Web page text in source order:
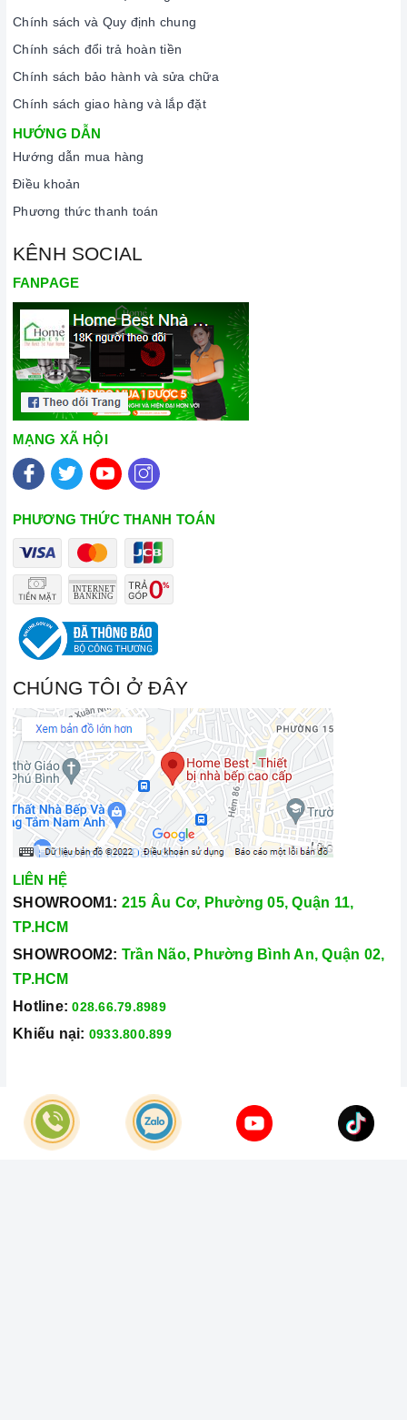
Chính sách và Quy định chung
Chính sách đổi trả hoàn tiền
Chính sách bảo hành và sửa chữa
Chính sách giao hàng và lắp đặt
HƯỚNG DẪN
Hướng dẫn mua hàng
Điều khoản
Phương thức thanh toán
KÊNH SOCIAL
FANPAGE
MẠNG XÃ HỘI
PHƯƠNG THỨC THANH TOÁN
CHÚNG TÔI Ở ĐÂY
LIÊN HỆ
SHOWROOM1: 215 Âu Cơ, Phường 05, Quận 11,
TP.HCM
SHOWROOM2: Trần Não, Phường Bình An, Quận 02,
TP.HCM
Hotline: 028.66.79.8989
Khiếu nại: 0933.800.899
© Bản quyền thuộc vềCông Ty TNHH Home Best Việt Nam
Cung cấp bởi
Sapo